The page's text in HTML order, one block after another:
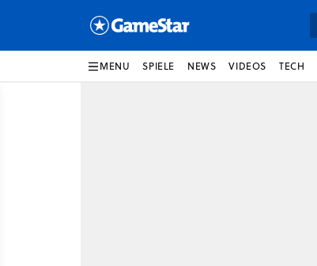
MENU SPIELE NEWS VIDEOS TECH